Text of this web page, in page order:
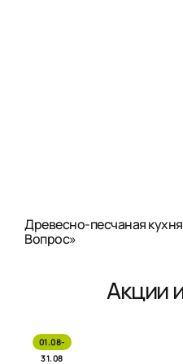
Древесно-песчаная
Вопрос»
Акции
01.08-
31.08